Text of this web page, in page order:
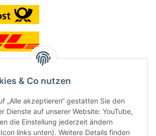
haben wir ein Ladengeschäft in Hütten:
& Co nutzen
„Alle akzeptieren“ gestatten Sie den
Dienste auf unserer Website: YouTube,
die Einstellung jederzeit ändern
links unten). Weitere Details finden